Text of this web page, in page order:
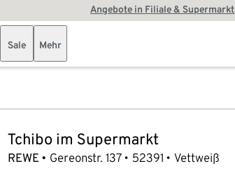
Angebote in Filiale & Supermarkt
Sale Mehr
Tchibo im Supermarkt
REWE Gereonstr. 137 52391 Vettweiß